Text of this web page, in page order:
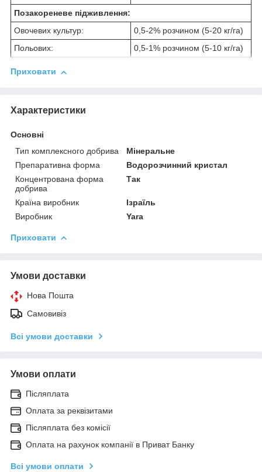
Позакореневе підживлення:
Овочевих культур:
0,5-2% розчином (5-20 кг/га)
Польових:
0,5-1% розчином (5-10 кг/га)
Приховати
Характеристики
Основні
Тип комплексного добрива
Мінеральне
Препаративна форма
Водорозчинний кристал
Концентрована форма
добрива
Так
Країна виробник
Ізраїль
Виробник
Yara
Приховати
Умови доставки
Нова Пошта
Самовивіз
Всі умови доставки
Умови оплати
Післяплата
Оплата за реквізитами
Післяплата без комісії
Оплата на рахунок компанії в Приват Банку
Всі умови оплати